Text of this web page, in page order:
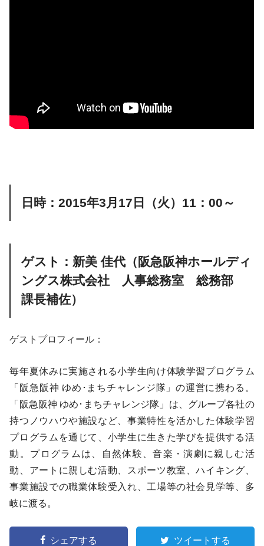
日時：2015年3月17日（火）11：00～
ゲスト：新美 佳代（阪急阪神ホールディ
ングス株式会社 人事総務室 総務部
課長補佐）
ゲストプロフィール：
毎年夏休みに実施される小学生向け体験学習プログラム
「阪急阪神 ゆめ･まちチャレンジ隊」の運営に携わる。
「阪急阪神 ゆめ･まちチャレンジ隊」は、グループ各社の
持つノウハウや施設など、事業特性を活かした体験学習
プログラムを通じて、小学生に生きた学びを提供する活
動。プログラムは、自然体験、音楽・演劇に親しむ活
動、アートに親しむ活動、スポーツ教室、ハイキング、
事業施設での職業体験受入れ、工場等の社会見学等、多
岐に渡る。
シェアする ツイートする